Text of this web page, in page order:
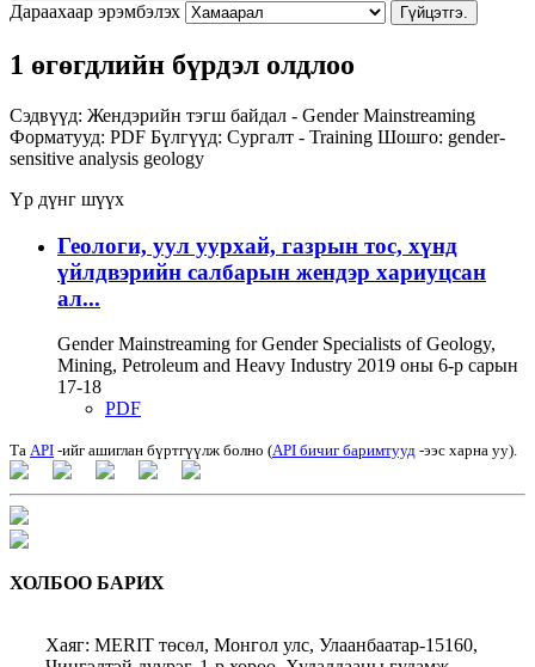
Дараахаар эрэмбэлэх Гүйцэтгэ.
1 өгөгдлийн бүрдэл олдлоо
Сэдвүүд: Жендэрийн тэгш байдал - Gender Mainstreaming
Форматууд: PDF Бүлгүүд: Сургалт - Training Шошго: gender-
sensitive analysis geology
Үр дүнг шүүх
Геологи, уул уурхай, газрын тос, хүнд
үйлдвэрийн салбарын жендэр хариуцсан
ал...
Gender Mainstreaming for Gender Specialists of Geology,
Mining, Petroleum and Heavy Industry 2019 оны 6-р сарын
17-18
PDF
Та API -ийг ашиглан бүртгүүлж болно (API бичиг баримтууд -ээс харна уу).
ХОЛБОО БАРИХ
Хаяг: MERIT төсөл, Монгол улс, Улаанбаатар-15160,